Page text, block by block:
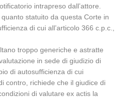
intrapreso dall’attore.
statuito da questa Corte in
di cui all’articolo 366 c.p.c.,
troppo generiche e astratte
in sede di giudizio di
di autosufficienza di cui
contro, richiede che il giudice di
di valutare ex actis la